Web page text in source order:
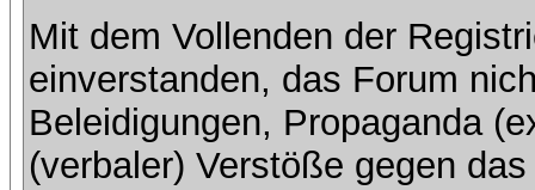
Mit dem Vollenden der
einverstanden, das Forum
Beleidigungen, Propaganda
(verbaler) Verstöße gegen